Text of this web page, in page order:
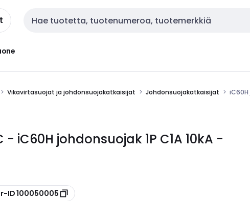
Haku
Vikavirtasuojat ja johdonsuojakatkaisijat Johdonsuojakatkaisijat iC60H
- iC60H johdonsuojak 1P C1A 10kA -
ID 100050005